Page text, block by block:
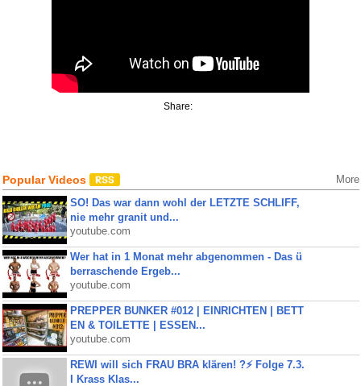
Share:
Popular Videos More
SO! Das war dann wohl der LETZTE SCHLIFF,
nie mehr granit und...
youtube.com
Wer hat in 1 Monat mehr abgenommen - Das ü
berraschende Ergeb...
youtube.com
PREPPER BUNKER #012 | EINRICHTEN | BETT
EN & TOILETTE | ESSEN...
youtube.com
REWI will sich FRAU BRA klären! ?⚡️ Folge 7.3.
I Krass Klas...